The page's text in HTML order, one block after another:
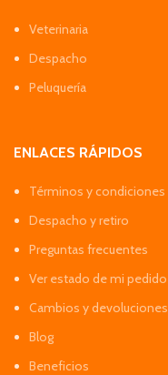
Veterinaria
Despacho
Peluquería
ENLACES RÁPIDOS
Términos y condiciones
Despacho y retiro
Preguntas frecuentes
Ver estado de mi pedido
Cambios y devoluciones
Blog
Beneficios